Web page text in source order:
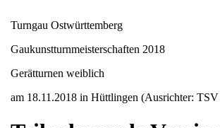
Turngau Ostwürttemberg
Gaukunstturnmeisterschaften 2018
Gerätturnen weiblich
am 18.11.2018 in Hüttlingen (Ausrichter: